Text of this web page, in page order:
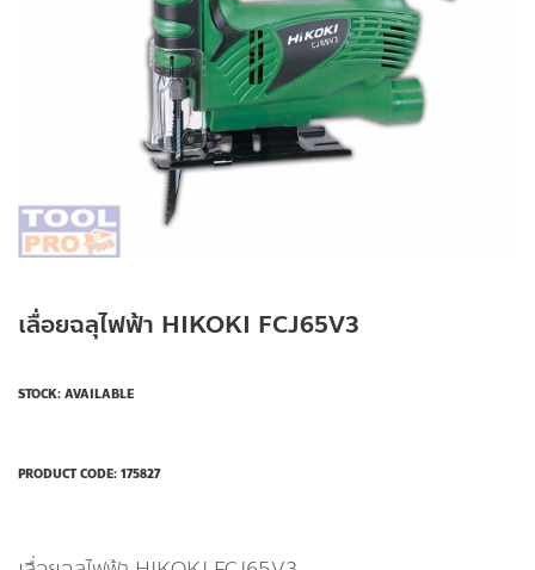
เลื่อยฉลุไฟฟ้า HIKOKI FCJ65V3
STOCK: AVAILABLE
PRODUCT CODE: 175827